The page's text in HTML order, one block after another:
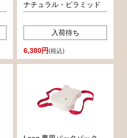
ナチュラル・ピラミッド
入荷待ち
6,380円(税込)